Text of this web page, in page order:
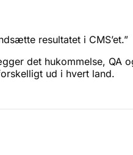
resultatet i CMS’et.”
det hukommelse,
ud i hvert land.